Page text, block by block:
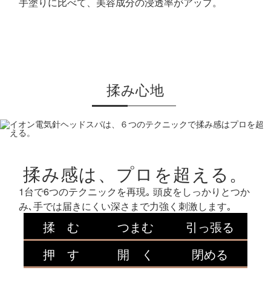
揉み心地
揉み感は、プロを超える。
1台で6つのテクニックを再現｡ 頭皮をしっかりとつか
み､手では届きにくい深さまで力強く刺激します｡
揉 む つまむ 引っ張る
押 す 開 く 閉める